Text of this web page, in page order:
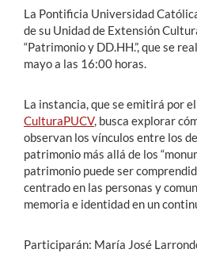
Estudiantes
Académicos
Alumni
English
La Pontificia Universidad
de su Unidad de Extensión
“Patrimonio y DD.HH.”, que se
mayo a las 16:00 horas.
La instancia, que se emitirá por
CulturaPUCV, busca explorar
observan los vínculos entre los
patrimonio más allá de los
patrimonio puede ser
centrado en las personas y
memoria e identidad en un
Participarán: María José